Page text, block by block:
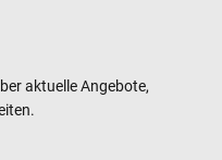
aktuelle Angebote,